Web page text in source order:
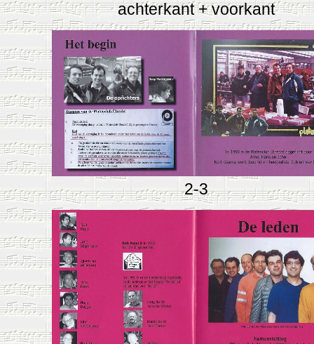
achterkant + voorkant
2-3